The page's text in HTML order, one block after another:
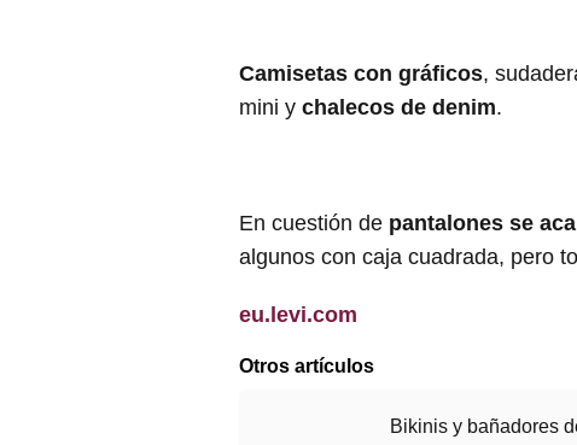
Camisetas con gráficos,
mini y chalecos de denim.
En cuestión de pantalones se
algunos con caja cuadrada, pero
eu.levi.com
Otros artículos
Bikinis y bañadores